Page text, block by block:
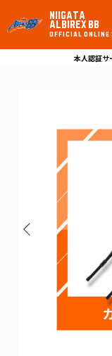
NIIGATA
ALBIREX BB
OFFICIAL ONLINE
本人認証サ